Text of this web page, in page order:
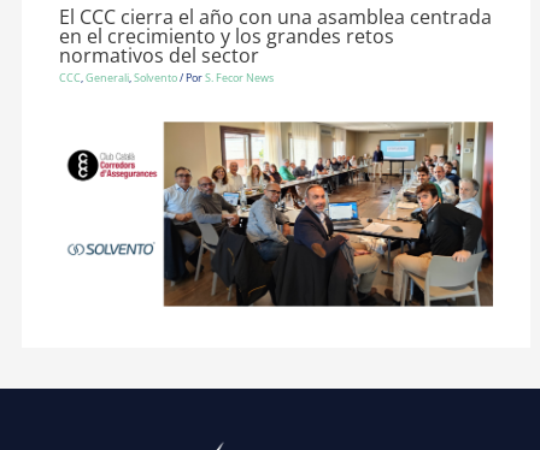
El CCC cierra el año con una asamblea centrada
en el crecimiento y los grandes retos
normativos del sector
CCC,Generali,Solvento/ PorS. Fecor News